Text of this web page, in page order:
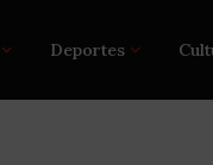
Deportes